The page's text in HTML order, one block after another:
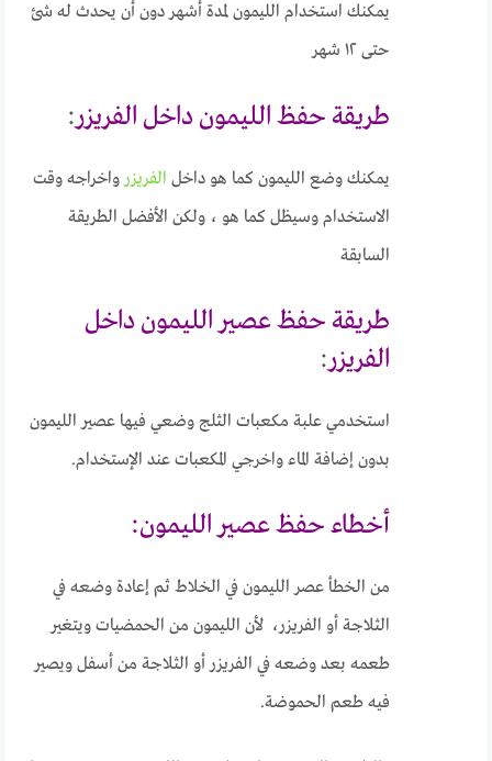
يمكنك استخدام الليمون لمدة أشهر دون أن يحدث له شئ
حتى ١٢ شهر
طريقة حفظ الليمون داخل الفريزر:
يمكنك وضع الليمون كما هو داخل الفريزر واخراجه وقت
الاستخدام وسيظل كما هو ، ولكن الأفضل الطريقة
السابقة
طريقة حفظ عصير الليمون داخل
الفريزر:
استخدمي علبة مكعبات الثلج وضعي فيها عصير الليمون
بدون إضافة الماء واخرجي المكعبات عند الإستخدام.
أخطاء حفظ عصير الليمون:
من الخطأ عصر الليمون في الخلاط ثم إعادة وضعه في
الثلاجة أو الفريزر، لأن الليمون من الحمضيات ويتغير
طعمه بعد وضعه في الفريزر أو الثلاجة من أسفل ويصير
فيه طعم الحموضة.